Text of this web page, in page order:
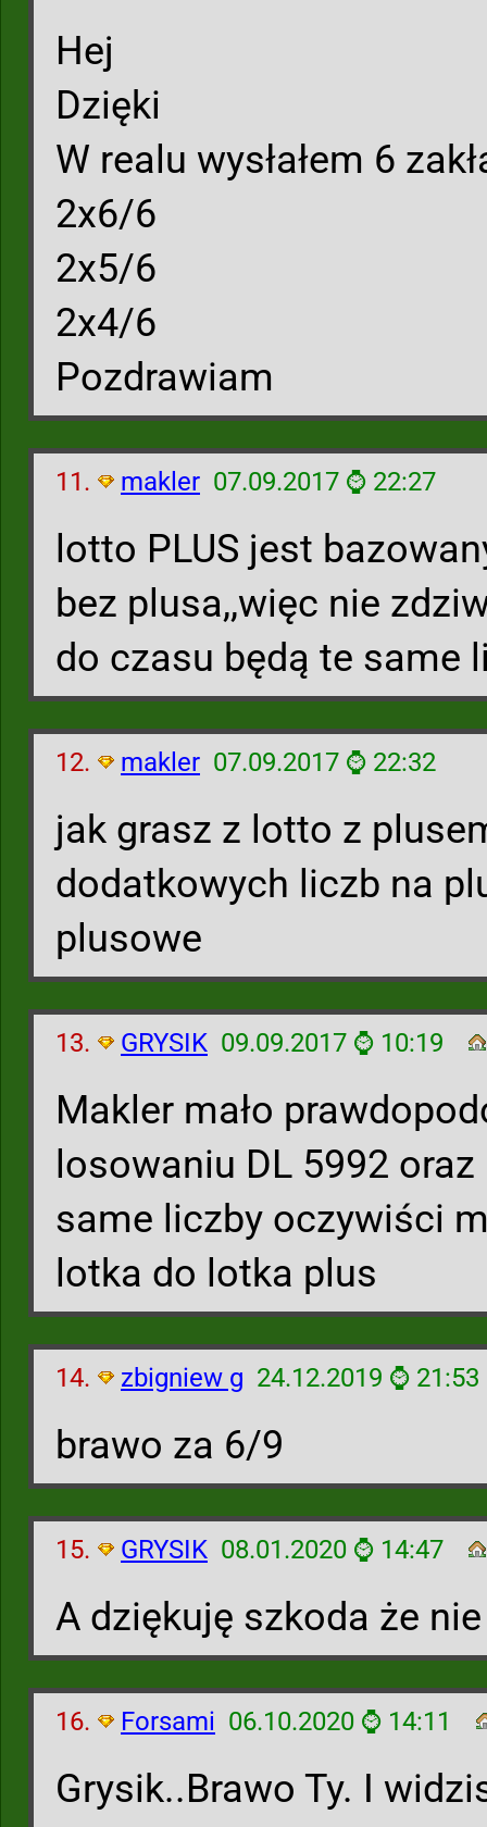
Hej
Dzięki
W realu wysłałem 6
2x6/6
2x5/6
2x4/6
Pozdrawiam
11. makler 07.09.2017 ⌚ 22:27
lotto PLUS jest
bez plusa,,więc nie
do czasu będą te same
12. makler 07.09.2017 ⌚ 22:32
jak grasz z lotto z
dodatkowych liczb na
plusowe
13. GRYSIK 09.09.2017 ⌚ 10:19
Makler mało
losowaniu DL 5992
same liczby oczywiści
lotka do lotka plus
14. zbigniew g 24.12.2019 ⌚ 21:53
brawo za 6/9
15. GRYSIK 08.01.2020 ⌚ 14:47
A dziękuję szkoda że
16. Forsami 06.10.2020 ⌚ 14:11
Grysik..Brawo Ty. I